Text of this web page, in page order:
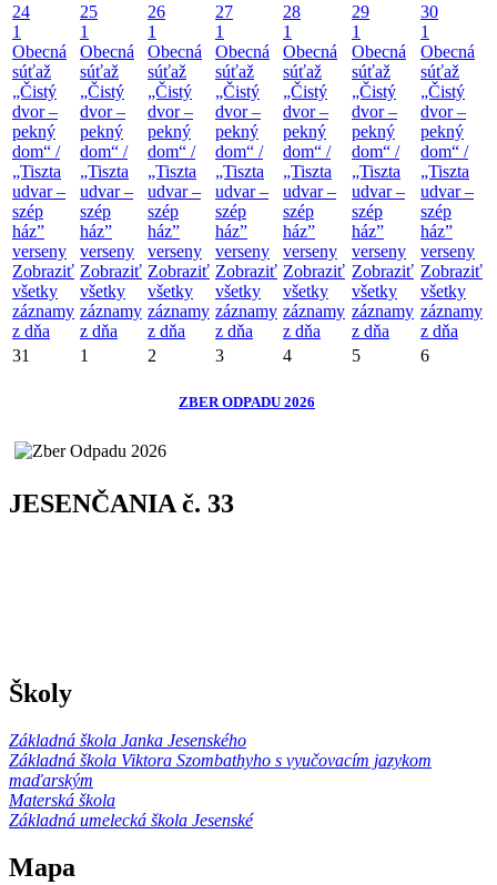
24
1
Obecná
súťaž
„Čistý
dvor –
pekný
dom“ /
„Tiszta
udvar –
szép
ház”
verseny
Zobraziť
všetky
záznamy
z dňa
25
1
Obecná
súťaž
„Čistý
dvor –
pekný
dom“ /
„Tiszta
udvar –
szép
ház”
verseny
Zobraziť
všetky
záznamy
z dňa
26
1
Obecná
súťaž
„Čistý
dvor –
pekný
dom“ /
„Tiszta
udvar –
szép
ház”
verseny
Zobraziť
všetky
záznamy
z dňa
27
1
Obecná
súťaž
„Čistý
dvor –
pekný
dom“ /
„Tiszta
udvar –
szép
ház”
verseny
Zobraziť
všetky
záznamy
z dňa
28
1
Obecná
súťaž
„Čistý
dvor –
pekný
dom“ /
„Tiszta
udvar –
szép
ház”
verseny
Zobraziť
všetky
záznamy
z dňa
29
1
Obecná
súťaž
„Čistý
dvor –
pekný
dom“ /
„Tiszta
udvar –
szép
ház”
verseny
Zobraziť
všetky
záznamy
z dňa
30
1
Obecná
súťaž
„Čistý
dvor –
pekný
dom“ /
„Tiszta
udvar –
szép
ház”
verseny
Zobraziť
všetky
záznamy
z dňa
31
1 2 3 4 5 6
ZBER ODPADU 2026
JESENČANIA č. 33
Školy
Základná škola Janka Jesenského
Základná škola Viktora Szombathyho s vyučovacím jazykom
maďarským
Materská škola
Základná umelecká škola Jesenské
Mapa